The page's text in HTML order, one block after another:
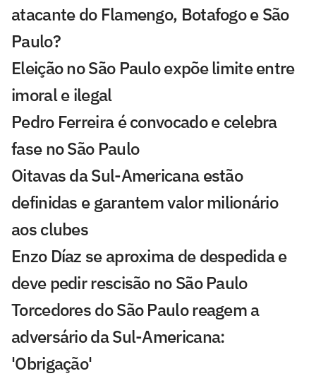
atacante do Flamengo, Botafogo e São
Paulo?
Eleição no São Paulo expõe limite entre
imoral e ilegal
Pedro Ferreira é convocado e celebra
fase no São Paulo
Oitavas da Sul-Americana estão
definidas e garantem valor milionário
aos clubes
Enzo Díaz se aproxima de despedida e
deve pedir rescisão no São Paulo
Torcedores do São Paulo reagem a
adversário da Sul-Americana:
'Obrigação'